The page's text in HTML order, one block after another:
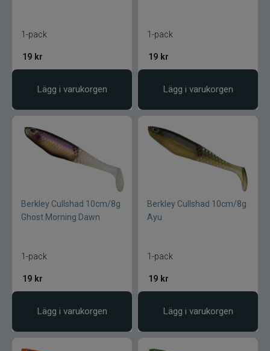
1-pack
19 kr
Lägg i varukorgen
1-pack
19 kr
Lägg i varukorgen
Berkley Cullshad 10cm/8g
Ghost Morning Dawn
1-pack
19 kr
Lägg i varukorgen
Berkley Cullshad 10cm/8g
Ayu
1-pack
19 kr
Lägg i varukorgen